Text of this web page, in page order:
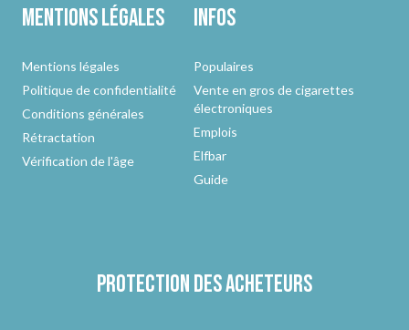
Mentions légales
Mentions légales
Politique de confidentialité
Conditions générales
Rétractation
Vérification de l'âge
Infos
Populaires
Vente en gros de cigarettes
électroniques
Emplois
Elfbar
Guide
Protection des acheteurs